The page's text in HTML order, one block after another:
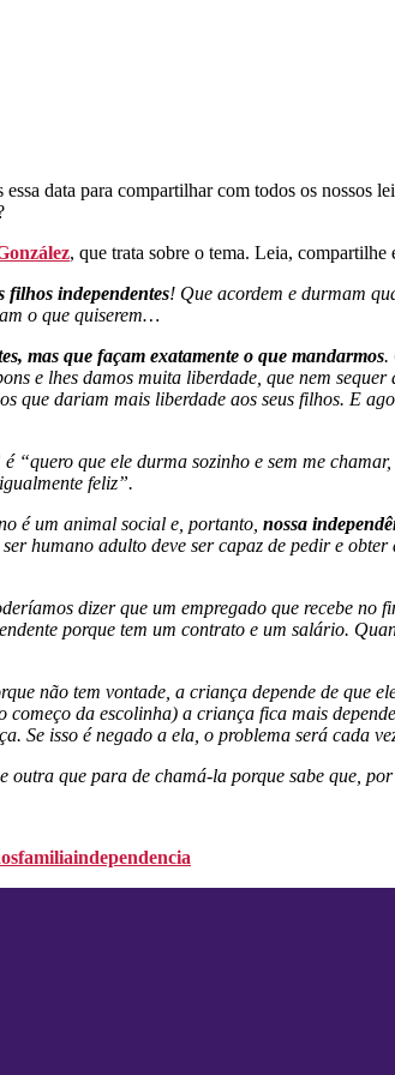
data para compartilhar com todos os nossos
, que trata sobre o tema. Leia, compartilhe
filhos independentes! Que acordem e durmam
o que quiserem…
mas que façam exatamente o que mandarmos.
e lhes damos muita liberdade, que nem
que dariam mais liberdade aos seus filhos. E
que ele durma sozinho e sem me
feliz”.
é um animal social e, portanto, nossa
humano adulto deve ser capaz de pedir e
dizer que um empregado que recebe
porque tem um contrato e um salário.
não tem vontade, a criança depende de que
da escolinha) a criança fica mais
Se isso é negado a ela, o problema será cada
que para de chamá-la porque sabe que,
familiaindependencia